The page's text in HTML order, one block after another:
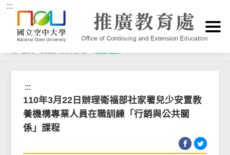
跳到主要內容區塊
:::
:::
110年3月22日辦理衛福部社家署兒少安置教
養機構專業人員在職訓練「行銷與公共關
係」課程